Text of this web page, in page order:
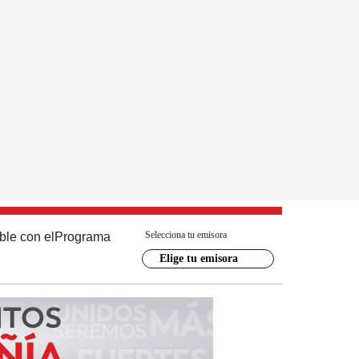
con el Programa Selecciona tu emisora
Elige tu emisora